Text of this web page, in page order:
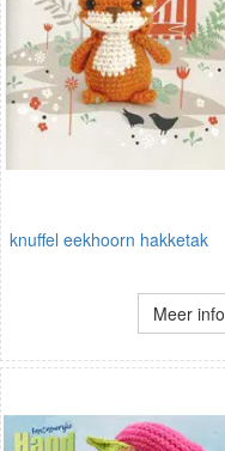
knuffel eekhoorn hakketak
Meer info